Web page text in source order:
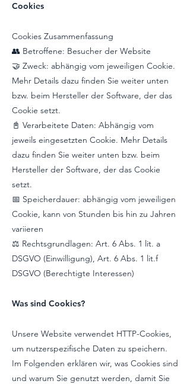
Cookies
Cookies Zusammenfassung
👥 Betroffene: Besucher der Website
🤝 Zweck: abhängig vom jeweiligen Cookie.
Mehr Details dazu finden Sie weiter unten
bzw. beim Hersteller der Software, der das
Cookie setzt.
📓 Verarbeitete Daten: Abhängig vom
jeweils eingesetzten Cookie. Mehr Details
dazu finden Sie weiter unten bzw. beim
Hersteller der Software, der das Cookie
setzt.
📅 Speicherdauer: abhängig vom jeweiligen
Cookie, kann von Stunden bis hin zu Jahren
variieren
⚖️ Rechtsgrundlagen: Art. 6 Abs. 1 lit. a
DSGVO (Einwilligung), Art. 6 Abs. 1 lit.f
DSGVO (Berechtigte Interessen)
Was sind Cookies?
Unsere Website verwendet HTTP-Cookies,
um nutzerspezifische Daten zu speichern.
Im Folgenden erklären wir, was Cookies sind
und warum Sie genutzt werden, damit Sie